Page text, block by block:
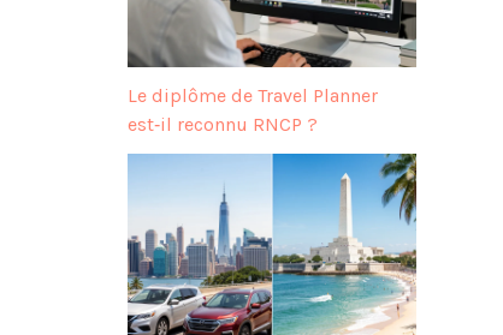
Le diplôme de Travel Planner
est‑il reconnu RNCP ?